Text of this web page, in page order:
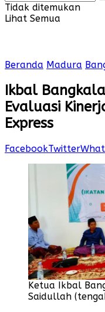
Tidak ditemukan
Lihat Semua
Beranda Madura
Ikbal
Evaluasi
Express
FacebookTwitter
Ketua Ikbal
Saidullah